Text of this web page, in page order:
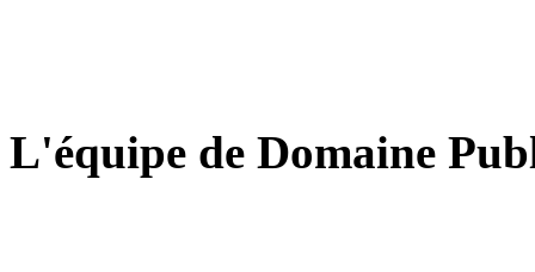
L'équipe de Domaine